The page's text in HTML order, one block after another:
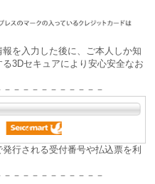
を入力した後に、ご本人しか知
る3Dセキュアにより安心安全なお
－－－－－－－－－－
行される受付番号や払込票を利
－－－－－－－－－－